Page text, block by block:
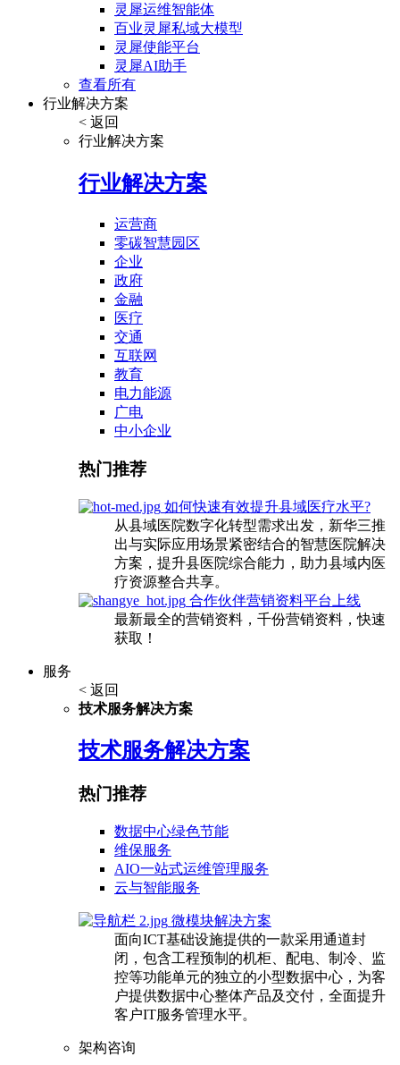
灵犀运维智能体
百业灵犀私域大模型
灵犀使能平台
灵犀AI助手
查看所有
行业解决方案
< 返回
行业解决方案
行业解决方案
运营商
零碳智慧园区
企业
政府
金融
医疗
交通
互联网
教育
电力能源
广电
中小企业
热门推荐
如何快速有效提升县域医疗水平?
从县域医院数字化转型需求出发，新华三推
出与实际应用场景紧密结合的智慧医院解决
方案，提升县医院综合能力，助力县域内医
疗资源整合共享。
合作伙伴营销资料平台上线
最新最全的营销资料，千份营销资料，快速
获取！
服务
< 返回
技术服务解决方案
技术服务解决方案
热门推荐
数据中心绿色节能
维保服务
AIO一站式运维管理服务
云与智能服务
微模块解决方案
面向ICT基础设施提供的一款采用通道封
闭，包含工程预制的机柜、配电、制冷、监
控等功能单元的独立的小型数据中心，为客
户提供数据中心整体产品及交付，全面提升
客户IT服务管理水平。
架构咨询